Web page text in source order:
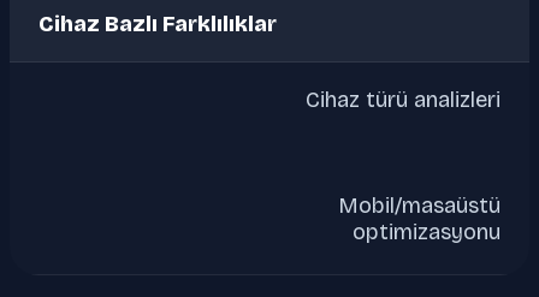
Cihaz Bazlı Farklılıklar
Cihaz türü analizleri
Mobil/masaüstü
optimizasyonu